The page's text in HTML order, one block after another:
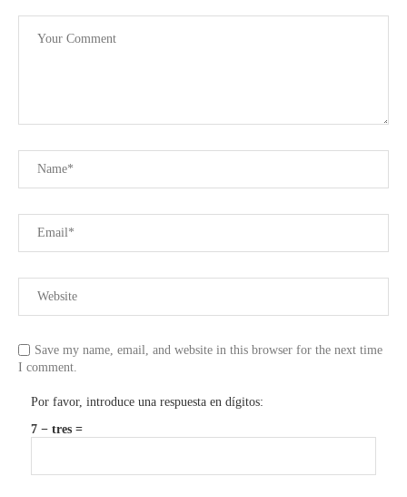
Save my name, email, and website in this browser for the next time
I comment.
Por favor, introduce una respuesta en dígitos:
7 − tres =